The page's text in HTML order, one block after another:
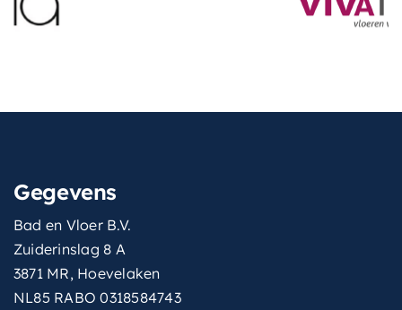
Gegevens
Bad en Vloer B.V.
Zuiderinslag 8 A
3871 MR, Hoevelaken
NL85 RABO 0318584743